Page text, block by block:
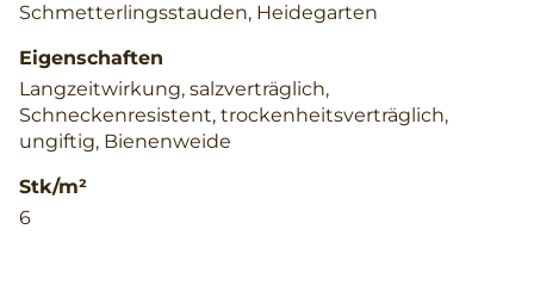
Schmetterlingsstauden, Heidegarten
Eigenschaften
Langzeitwirkung, salzverträglich,
Schneckenresistent, trockenheitsverträglich,
ungiftig, Bienenweide
Stk/m²
6